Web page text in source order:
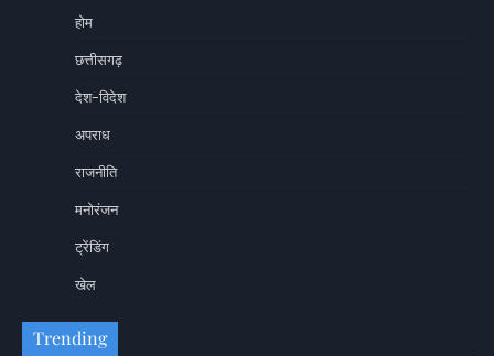
होम
छत्तीसगढ़
देश-विदेश
अपराध
राजनीति
मनोरंजन
ट्रेंडिंग
खेल
Trending